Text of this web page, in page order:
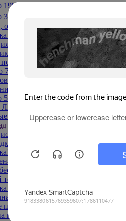
обувницы
текстиля до -50%
до -70%
129 руб
цены
500 руб
товары
товары
20% по промокоду
Ульяновск до -70%
доставкой
до -50%
посуда
ковры